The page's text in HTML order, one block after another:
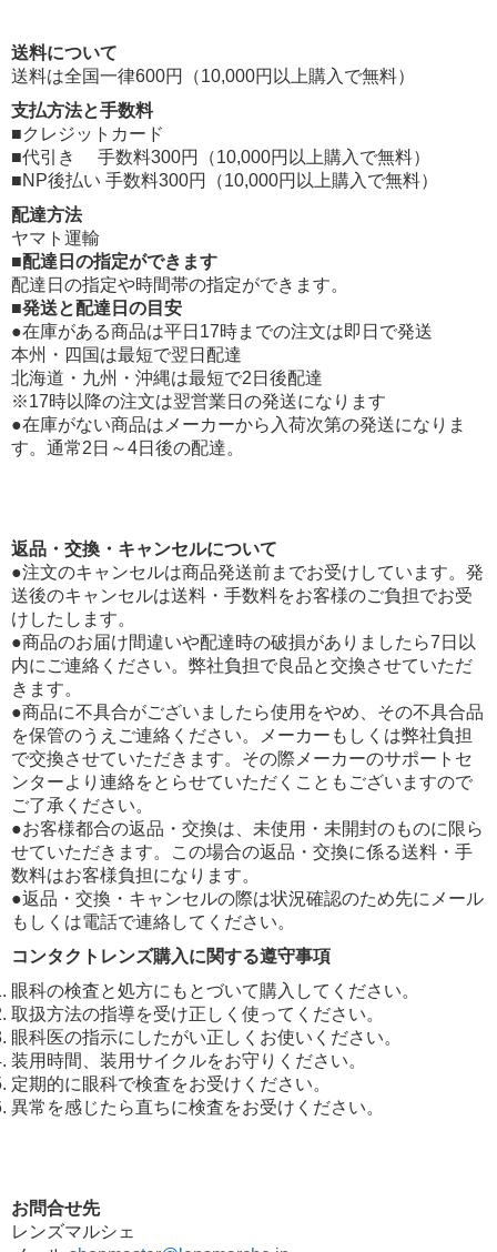
送料について
送料は全国一律600円（10,000円以上購入で無料）
支払方法と手数料
■クレジットカード
■代引き 手数料300円（10,000円以上購入で無料）
■NP後払い 手数料300円（10,000円以上購入で無料）
配達方法
ヤマト運輸
■配達日の指定ができます
配達日の指定や時間帯の指定ができます。
■発送と配達日の目安
●在庫がある商品は平日17時までの注文は即日で発送
本州・四国は最短で翌日配達
北海道・九州・沖縄は最短で2日後配達
※17時以降の注文は翌営業日の発送になります
●在庫がない商品はメーカーから入荷次第の発送になりま
す。通常2日～4日後の配達。
返品・交換・キャンセルについて
●注文のキャンセルは商品発送前までお受けしています。発
送後のキャンセルは送料・手数料をお客様のご負担でお受
けしたします。
●商品のお届け間違いや配達時の破損がありましたら7日以
内にご連絡ください。弊社負担で良品と交換させていただ
きます。
●商品に不具合がございましたら使用をやめ、その不具合品
を保管のうえご連絡ください。メーカーもしくは弊社負担
で交換させていただきます。その際メーカーのサポートセ
ンターより連絡をとらせていただくこともございますので
ご了承ください。
●お客様都合の返品・交換は、未使用・未開封のものに限ら
せていただきます。この場合の返品・交換に係る送料・手
数料はお客様負担になります。
●返品・交換・キャンセルの際は状況確認のため先にメール
もしくは電話で連絡してください。
コンタクトレンズ購入に関する遵守事項
眼科の検査と処方にもとづいて購入してください。
取扱方法の指導を受け正しく使ってください。
眼科医の指示にしたがい正しくお使いください。
装用時間、装用サイクルをお守りください。
定期的に眼科で検査をお受けください。
異常を感じたら直ちに検査をお受けください。
お問合せ先
レンズマルシェ